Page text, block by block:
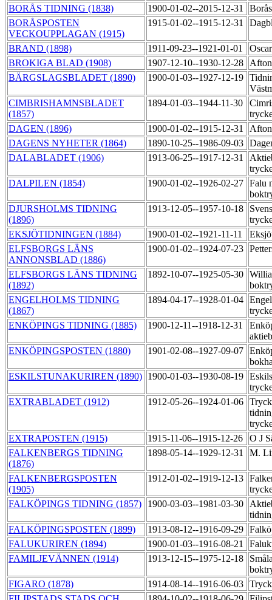
BORÅS TIDNING (1838)
1900-01-02--2015-12-31
BORÅSPOSTEN
VECKOUPPLAGAN (1915)
1915-01-02--1915-12-31
BRAND (1898) 1911-09-23--1921-01-01
BROKIGA BLAD (1908)
1907-12-10--1930-12-28
BÄRGSLAGSBLADET (1890)
1900-01-03--1927-12-19
CIMBRISHAMNSBLADET
(1857)
1894-01-03--1944-11-30
DAGEN (1896)
1900-01-02--1915-12-31
DAGENS NYHETER (1864)
1890-10-25--1986-09-03
DALABLADET (1906)
1913-06-25--1917-12-31
DALPILEN (1854)
1900-01-02--1926-02-27 Falu
DJURSHOLMS TIDNING
(1896)
1913-12-05--1957-10-18
EKSJÖTIDNINGEN (1884)
1900-01-02--1921-11-11
ELFSBORGS LÄNS
ANNONSBLAD (1886)
1900-01-02--1924-07-23
ELFSBORGS LÄNS TIDNING
(1892)
1892-10-07--1925-05-30
ENGELHOLMS TIDNING
(1867)
1894-04-17--1928-01-04
ENKÖPINGS TIDNING (1885)
1900-12-11--1918-12-31
ENKÖPINGSPOSTEN (1880)
1901-02-08--1927-09-07
ESKILSTUNAKURIREN (1890) 1900-01-03--1930-08-19
EXTRABLADET (1912)
1912-05-26--1924-01-06
EXTRAPOSTEN (1915)
1915-11-06--1915-12-26
O J
FALKENBERGS TIDNING
(1876)
1898-05-14--1929-12-31 M.
FALKENBERGSPOSTEN
(1905)
1912-01-02--1919-12-13
FALKÖPINGS TIDNING (1857)
1900-03-03--1981-03-30
FALKÖPINGSPOSTEN (1899)
1913-08-12--1916-09-29
FALUKURIREN (1894)
1900-01-03--1916-08-21
FAMILJEVÄNNEN (1914)
1913-12-15--1975-12-18
FIGARO (1878)
1914-08-14--1916-06-03